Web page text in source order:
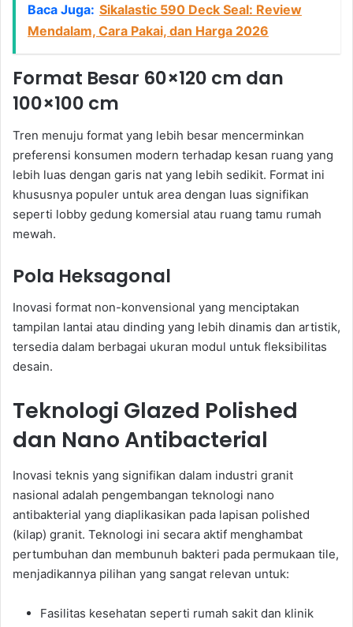
Baca Juga: Sikalastic 590 Deck Seal: Review
Mendalam, Cara Pakai, dan Harga 2026
Format Besar 60×120 cm dan
100×100 cm
Tren menuju format yang lebih besar mencerminkan
preferensi konsumen modern terhadap kesan ruang yang
lebih luas dengan garis nat yang lebih sedikit. Format ini
khususnya populer untuk area dengan luas signifikan
seperti lobby gedung komersial atau ruang tamu rumah
mewah.
Pola Heksagonal
Inovasi format non-konvensional yang menciptakan
tampilan lantai atau dinding yang lebih dinamis dan artistik,
tersedia dalam berbagai ukuran modul untuk fleksibilitas
desain.
Teknologi Glazed Polished
dan Nano Antibacterial
Inovasi teknis yang signifikan dalam industri granit
nasional adalah pengembangan teknologi nano
antibakterial yang diaplikasikan pada lapisan polished
(kilap) granit. Teknologi ini secara aktif menghambat
pertumbuhan dan membunuh bakteri pada permukaan tile,
menjadikannya pilihan yang sangat relevan untuk:
Fasilitas kesehatan seperti rumah sakit dan klinik